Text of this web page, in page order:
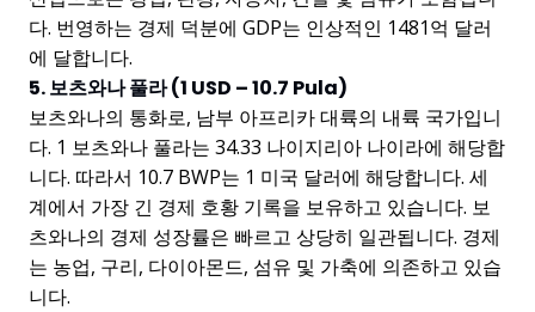
다. 번영하는 경제 덕분에 GDP는 인상적인 1481억 달러
에 달합니다.
5. 보츠와나 풀라 (1 USD – 10.7 Pula)
보츠와나의 통화로, 남부 아프리카 대륙의 내륙 국가입니
다. 1 보츠와나 풀라는 34.33 나이지리아 나이라에 해당합
니다. 따라서 10.7 BWP는 1 미국 달러에 해당합니다. 세
계에서 가장 긴 경제 호황 기록을 보유하고 있습니다. 보
츠와나의 경제 성장률은 빠르고 상당히 일관됩니다. 경제
는 농업, 구리, 다이아몬드, 섬유 및 가축에 의존하고 있습
니다.